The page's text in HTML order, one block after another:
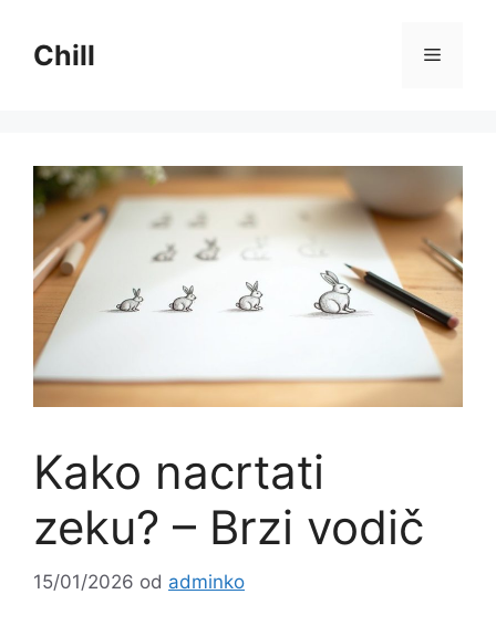
sadržajChill
Kako nacrtati
zeku? – Brzi vodič
15/01/2026 od adminko